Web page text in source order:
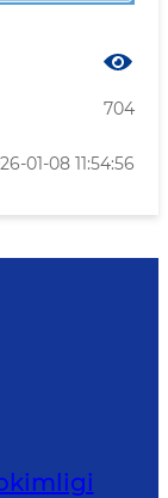
704
01-08 11:54:56